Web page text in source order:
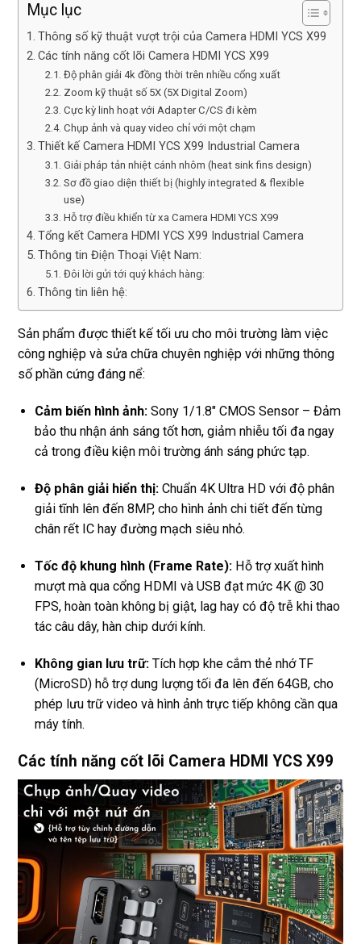
Mục lục
Thông số kỹ thuật vượt trội của Camera HDMI YCS X99
Các tính năng cốt lõi Camera HDMI YCS X99
Độ phân giải 4k đồng thời trên nhiều cổng xuất
Zoom kỹ thuật số 5X (5X Digital Zoom)
Cực kỳ linh hoạt với Adapter C/CS đi kèm
Chụp ảnh và quay video chỉ với một chạm
Thiết kế Camera HDMI YCS X99 Industrial Camera
Giải pháp tản nhiệt cánh nhôm (heat sink fins design)
Sơ đồ giao diện thiết bị (highly integrated & flexible
use)
Hỗ trợ điều khiển từ xa Camera HDMI YCS X99
Tổng kết Camera HDMI YCS X99 Industrial Camera
Thông tin Điện Thoại Việt Nam:
Đôi lời gửi tới quý khách hàng:
Thông tin liên hệ:
Sản phẩm được thiết kế tối ưu cho môi trường làm việc
công nghiệp và sửa chữa chuyên nghiệp với những thông
số phần cứng đáng nể:
Cảm biến hình ảnh: Sony 1/1.8″ CMOS Sensor – Đảm
bảo thu nhận ánh sáng tốt hơn, giảm nhiễu tối đa ngay
cả trong điều kiện môi trường ánh sáng phức tạp.
Độ phân giải hiển thị: Chuẩn 4K Ultra HD với độ phân
giải tĩnh lên đến 8MP, cho hình ảnh chi tiết đến từng
chân rết IC hay đường mạch siêu nhỏ.
Tốc độ khung hình (Frame Rate): Hỗ trợ xuất hình
mượt mà qua cổng HDMI và USB đạt mức 4K @ 30
FPS, hoàn toàn không bị giật, lag hay có độ trễ khi thao
tác câu dây, hàn chip dưới kính.
Không gian lưu trữ: Tích hợp khe cắm thẻ nhớ TF
(MicroSD) hỗ trợ dung lượng tối đa lên đến 64GB, cho
phép lưu trữ video và hình ảnh trực tiếp không cần qua
máy tính.
Các tính năng cốt lõi Camera HDMI YCS X99